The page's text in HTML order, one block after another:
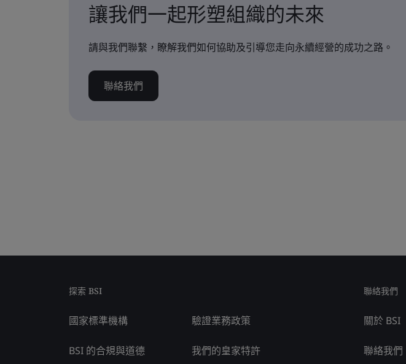
讓我們一起形塑組織的未來
請與我們聯繫，瞭解我們如何協助及引導您走向永續經營的成功之路。
聯絡我們
探索 BSI
國家標準機構
BSI 的合規與道德
驗證業務政策
我們的皇家特許
聯絡我們
關於 BSI
聯絡我們